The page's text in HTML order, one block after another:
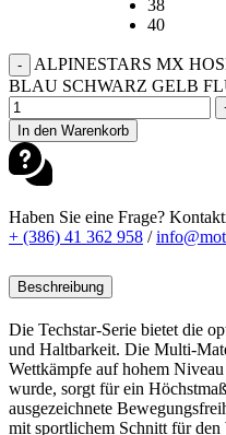
38
40
-
ALPINESTARS MX
BLAU SCHWARZ GELB
In den Warenkorb
Haben Sie eine Frage?
+ (386) 41 362 958 /
Beschreibung
Die Techstar-Serie bietet die
und Haltbarkeit. Die Multi-
Wettkämpfe auf hohem
wurde, sorgt für ein
ausgezeichnete
mit sportlichem Schnitt für